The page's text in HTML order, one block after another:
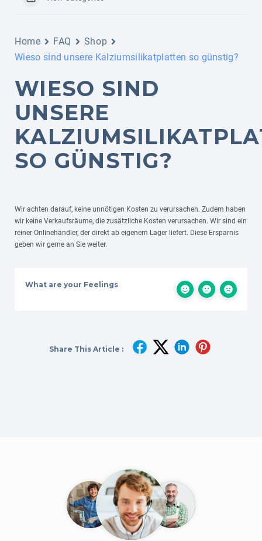
Home FAQ
Shop
Wieso sind unsere Kalziumsilikatplatten so günstig?
WIESO SIND
UNSERE
SO GÜNSTIG?
Wir achten darauf, keine unnötigen Kosten zu verursachen. Zudem haben
wir keine Verkaufsräume, die zusätzliche Kosten verursachen. Wir sind ein
reiner Onlinehändler, der direkt ab eigenem Lager liefert. Diese Ersparnis
geben wir gerne an Sie weiter.
What are your Feelings
Share This Article :